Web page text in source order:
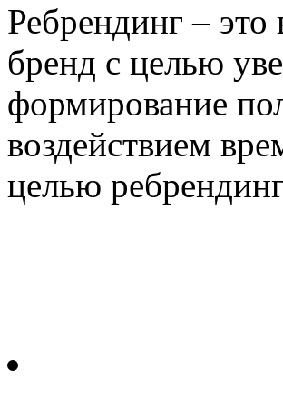
Ребрендинг –
бренд с целью
формирование
воздействием
целью